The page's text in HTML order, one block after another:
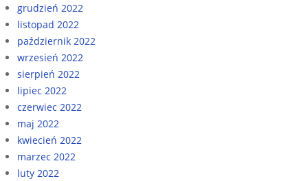
grudzień 2022
listopad 2022
październik 2022
wrzesień 2022
sierpień 2022
lipiec 2022
czerwiec 2022
maj 2022
kwiecień 2022
marzec 2022
luty 2022